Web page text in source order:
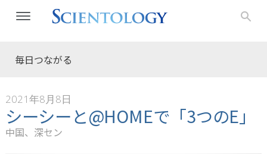
毎日つながる
2021年8月8日
シーシーと@HOMEで「3つのE」
中国、深セン